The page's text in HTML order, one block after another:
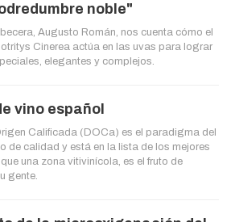
noble"
Augusto Román, nos cuenta cómo el
Cinerea actúa en las uvas para lograr
elegantes y complejos.
vino español
Calificada (DOCa) es el paradigma del
de calidad y está en la lista de los mejores
una zona vitivinícola, es el fruto de
gente.